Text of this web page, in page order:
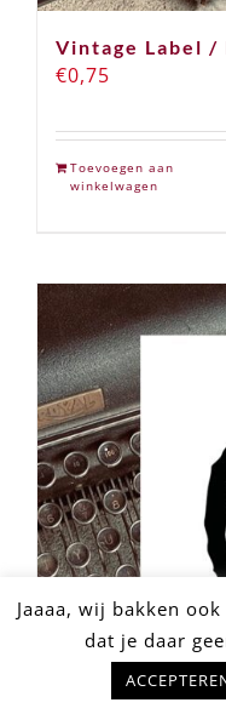
Vintage Label /
€0,75
Toevoegen aan
winkelwagen
Jaaaa, wij bakken
dat je daar
Hulp